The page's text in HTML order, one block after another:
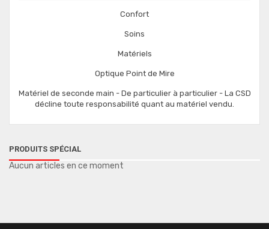
Confort
Soins
Matériels
Optique Point de Mire
Matériel de seconde main - De particulier à particulier - La CSD
décline toute responsabilité quant au matériel vendu.
PRODUITS SPÉCIAL
Aucun articles en ce moment